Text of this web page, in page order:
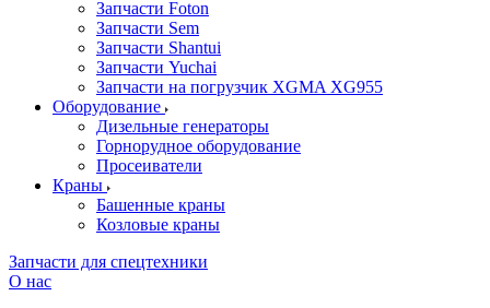
Запчасти Foton
Запчасти Sem
Запчасти Shantui
Запчасти Yuchai
Запчасти на погрузчик XGMA XG955
Оборудование
Дизельные генераторы
Горнорудное оборудование
Просеиватели
Краны
Башенные краны
Козловые краны
Запчасти для спецтехники
О нас